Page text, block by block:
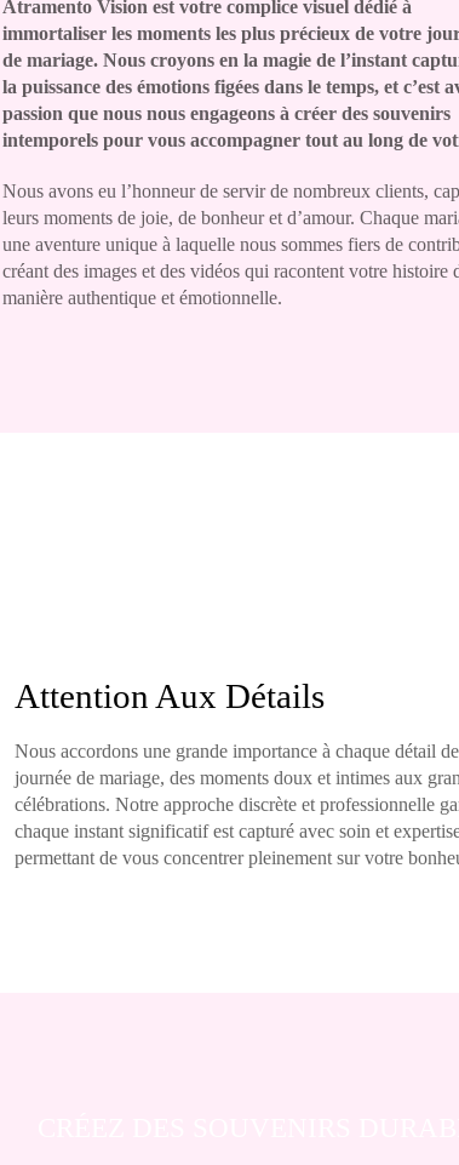
Atramento Vision est votre complice visuel dédié à
immortaliser les moments les plus précieux de votre
de mariage. Nous croyons en la magie de l’instant
la puissance des émotions figées dans le temps, et c’est
passion que nous nous engageons à créer des souvenirs
intemporels pour vous accompagner tout au long de
Nous avons eu l’honneur de servir de nombreux clients,
leurs moments de joie, de bonheur et d’amour. Chaque
une aventure unique à laquelle nous sommes fiers de
créant des images et des vidéos qui racontent votre histoire
manière authentique et émotionnelle.
Attention Aux Détails
Nous accordons une grande importance à chaque détail
journée de mariage, des moments doux et intimes aux
célébrations. Notre approche discrète et professionnelle
chaque instant significatif est capturé avec soin et
permettant de vous concentrer pleinement sur votre